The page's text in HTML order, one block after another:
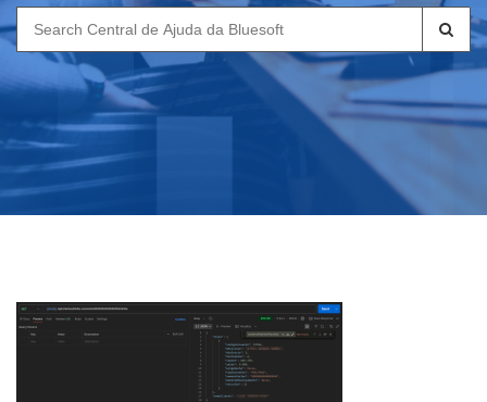
Search
for: